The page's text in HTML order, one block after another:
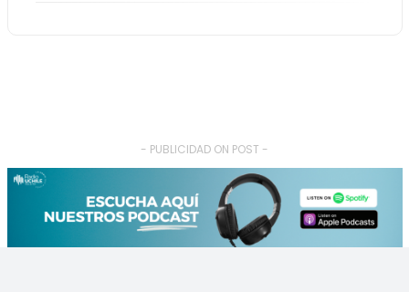
- PUBLICIDAD ON POST -